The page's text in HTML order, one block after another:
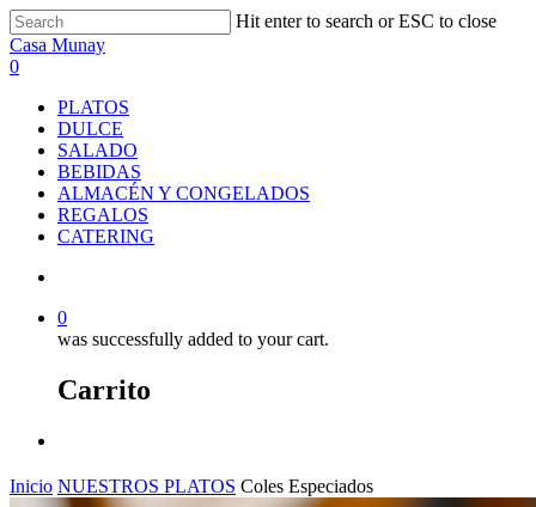
Skip
to
main
Hit enter to search or ESC to close
Close
Search
Casa Munay
search
0
PLATOS
DULCE
SALADO
BEBIDAS
ALMACÉN Y CONGELADOS
REGALOS
CATERING
0
was successfully added to your cart.
Carrito
Inicio NUESTROS PLATOS Coles Especiados